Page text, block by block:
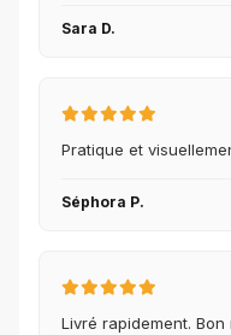
Sara D.
Pratique et
Séphora P.
Livré rapidement.